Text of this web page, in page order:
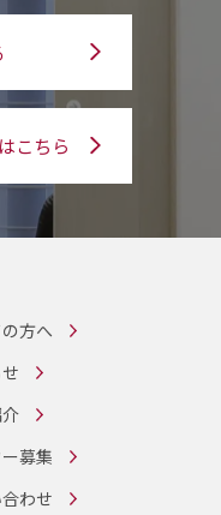
こちら
方へ
募集
わせ